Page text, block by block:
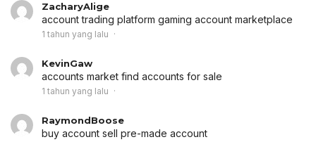
ZacharyAlige
account trading platform gaming account marketplace
1 tahun yang lalu
KevinGaw
accounts market find accounts for sale
1 tahun yang lalu
RaymondBoose
buy account sell pre-made account